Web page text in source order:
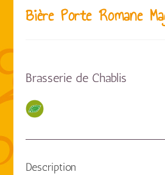
Bière Porte Romane
Brasserie de Chablis
Description